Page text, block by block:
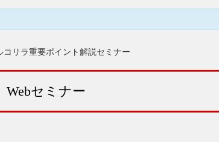
コリラ重要ポイント解説セミナー
セミナー